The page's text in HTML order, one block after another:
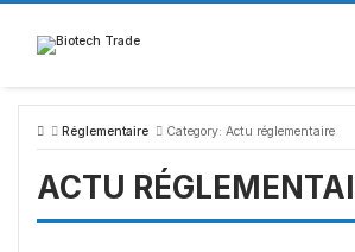
Skip
content
Réglementaire Category: Actu réglementaire
ACTU